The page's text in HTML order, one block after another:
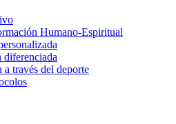
Humano-Espiritual
diferenciada
a través del deporte